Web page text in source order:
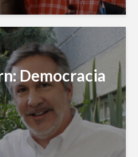
Democracia